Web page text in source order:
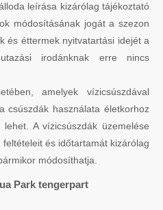
leírása kizárólag tájékoztató
módosításának jogát a szezon
és éttermek nyitvatartási idejét a
irodánknak erre nincs
amelyek vízicsúszdával
csúszdák használata életkorhoz
A vízicsúszdák üzemelése
és időtartamát kizárólag
módosíthatja.
Park tengerpart